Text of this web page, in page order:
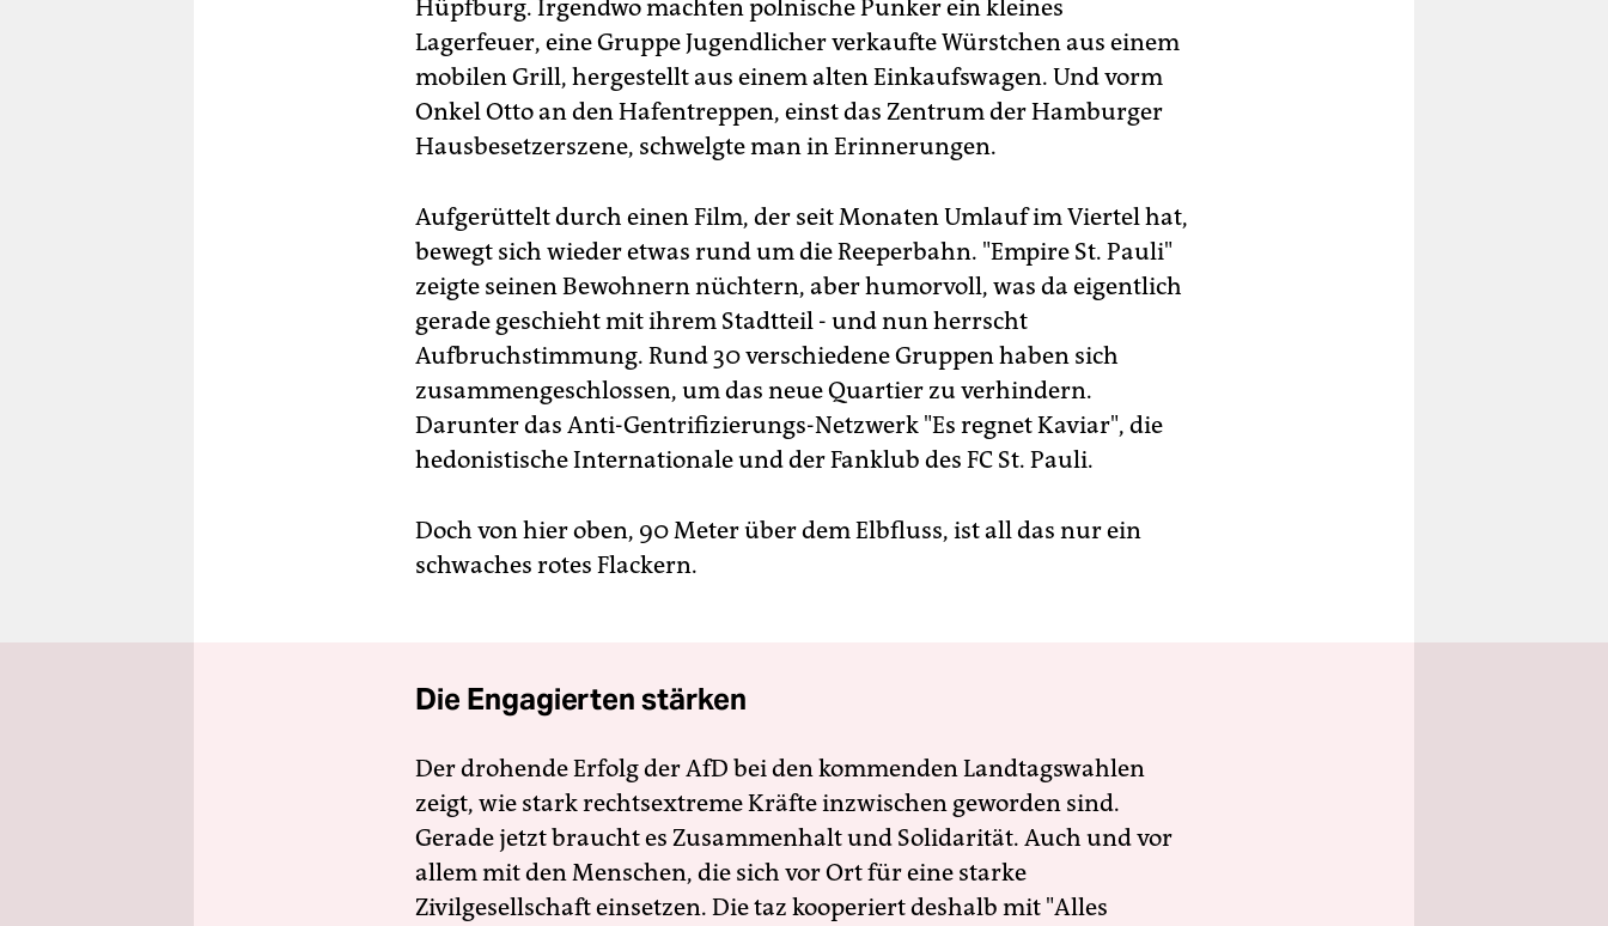
Hüpfburg. Irgendwo machten polnische Punker ein kleines
Lagerfeuer, eine Gruppe Jugendlicher verkaufte Würstchen aus einem
mobilen Grill, hergestellt aus einem alten Einkaufswagen. Und vorm
Onkel Otto an den Hafentreppen, einst das Zentrum der Hamburger
Hausbesetzerszene, schwelgte man in Erinnerungen.
Aufgerüttelt durch einen Film, der seit Monaten Umlauf im Viertel hat,
bewegt sich wieder etwas rund um die Reeperbahn. "Empire St. Pauli"
zeigte seinen Bewohnern nüchtern, aber humorvoll, was da eigentlich
gerade geschieht mit ihrem Stadtteil - und nun herrscht
Aufbruchstimmung. Rund 30 verschiedene Gruppen haben sich
zusammengeschlossen, um das neue Quartier zu verhindern.
Darunter das Anti-Gentrifizierungs-Netzwerk "Es regnet Kaviar", die
hedonistische Internationale und der Fanklub des FC St. Pauli.
Doch von hier oben, 90 Meter über dem Elbfluss, ist all das nur ein
schwaches rotes Flackern.
Die Engagierten stärken
Der drohende Erfolg der AfD bei den kommenden Landtagswahlen
zeigt, wie stark rechtsextreme Kräfte inzwischen geworden sind.
Gerade jetzt braucht es Zusammenhalt und Solidarität. Auch und vor
allem mit den Menschen, die sich vor Ort für eine starke
Zivilgesellschaft einsetzen. Die taz kooperiert deshalb mit "Alles